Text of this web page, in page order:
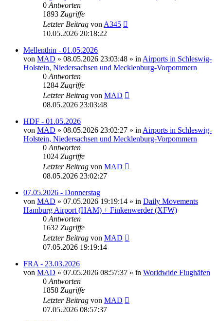
0 Antworten
1893 Zugriffe
Letzter Beitrag von A345
10.05.2026 20:18:22
Mellenthin - 01.05.2026
von MAD » 08.05.2026 23:03:48 » in Airports in Schleswig-
Holstein, Niedersachsen und Mecklenburg-Vorpommern
0 Antworten
1284 Zugriffe
Letzter Beitrag von MAD
08.05.2026 23:03:48
HDF - 01.05.2026
von MAD » 08.05.2026 23:02:27 » in Airports in Schleswig-
Holstein, Niedersachsen und Mecklenburg-Vorpommern
0 Antworten
1024 Zugriffe
Letzter Beitrag von MAD
08.05.2026 23:02:27
07.05.2026 - Donnerstag
von MAD » 07.05.2026 19:19:14 » in Daily Movements
Hamburg Airport (HAM) + Finkenwerder (XFW)
0 Antworten
1632 Zugriffe
Letzter Beitrag von MAD
07.05.2026 19:19:14
FRA - 23.03.2026
von MAD » 07.05.2026 08:57:37 » in Worldwide Flughäfen
0 Antworten
1858 Zugriffe
Letzter Beitrag von MAD
07.05.2026 08:57:37